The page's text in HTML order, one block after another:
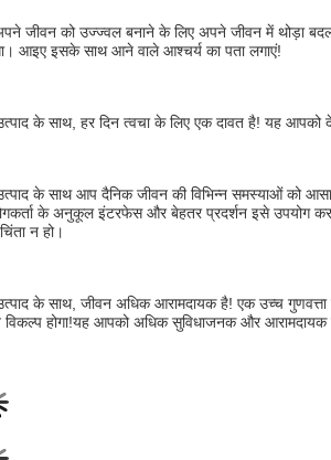
जीवन को उज्ज्वल बनाने के लिए अपने जीवन में थोड़ा
आइए इसके साथ आने वाले आश्चर्य का पता लगाएं!
के साथ, हर दिन त्वचा के लिए एक दावत है! यह
के साथ आप दैनिक जीवन की विभिन्न समस्याओं को
के अनुकूल इंटरफेस और बेहतर प्रदर्शन इसे उपयोग
न हो।
के साथ, जीवन अधिक आरामदायक है! एक उच्च
विकल्प होगा!यह आपको अधिक सुविधाजनक और